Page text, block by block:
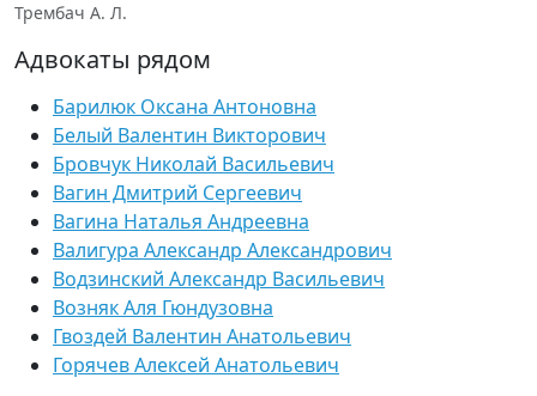
Трембач А. Л.
Адвокаты рядом
Барилюк Оксана Антоновна
Белый Валентин Викторович
Бровчук Николай Васильевич
Вагин Дмитрий Сергеевич
Вагина Наталья Андреевна
Валигура Александр Александрович
Водзинский Александр Васильевич
Возняк Аля Гюндузовна
Гвоздей Валентин Анатольевич
Горячев Алексей Анатольевич